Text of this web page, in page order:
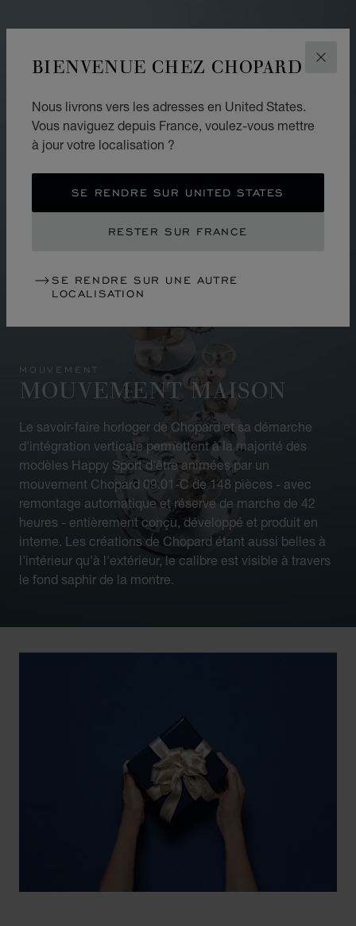
BIENVENUE CHEZ CHOPARD
Nous livrons vers les adresses en United States.
Vous naviguez depuis France, voulez-vous mettre
à jour votre localisation ?
SE RENDRE SUR UNITED STATES
RESTER SUR FRANCE
SE RENDRE SUR UNE AUTRE
LOCALISATION
MOUVEMENT
MOUVEMENT MAISON
Le savoir-faire horloger de Chopard et sa démarche
d'intégration verticale permettent à la majorité des
modèles Happy Sport d'être animées par un
mouvement Chopard 09.01-C de 148 pièces - avec
remontage automatique et réserve de marche de 42
heures - entièrement conçu, développé et produit en
interne. Les créations de Chopard étant aussi belles à
l'intérieur qu'à l'extérieur, le calibre est visible à travers
le fond saphir de la montre.